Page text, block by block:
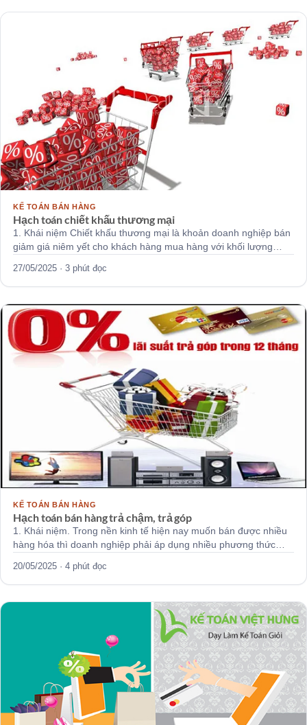
KẾ TOÁN BÁN HÀNG
Hạch toán chiết khấu thương mại
1. Khái niệm Chiết khấu thương mại là khoản doanh nghiệp bán
giảm giá niêm yết cho khách hàng mua hàng với khối lượng…
27/05/2025 · 3 phút đọc
KẾ TOÁN BÁN HÀNG
Hạch toán bán hàng trả chậm, trả góp
1. Khái niệm. Trong nền kinh tế hiện nay muốn bán được nhiều
hàng hóa thì doanh nghiệp phải áp dụng nhiều phương thức…
20/05/2025 · 4 phút đọc